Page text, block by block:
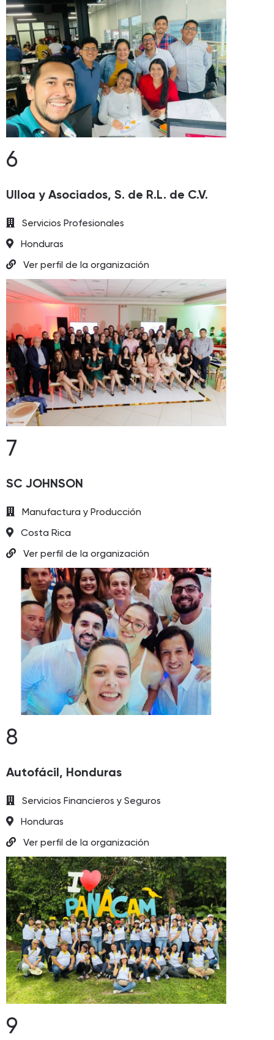
6
Ulloa y Asociados, S. de R.L. de C.V.
Servicios Profesionales
Honduras
Ver perfil de la organización
7
SC JOHNSON
Manufactura y Producción
Costa Rica
Ver perfil de la organización
8
Autofácil, Honduras
Servicios Financieros y Seguros
Honduras
Ver perfil de la organización
9